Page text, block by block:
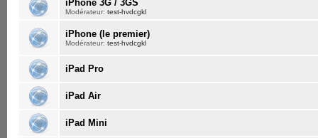
iPhone 3G / 3GS
Modérateur:test-hvdcgkl
iPhone (le premier)
Modérateur:test-hvdcgkl
iPad Pro
iPad Air
iPad Mini